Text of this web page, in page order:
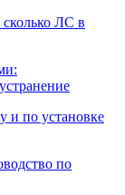
ЛС в
и по установке
по